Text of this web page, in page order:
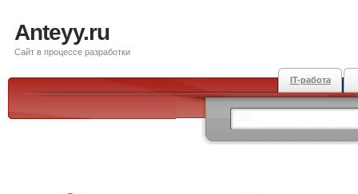
Anteyy.ru
Сайт в процессе разработки
IT-работа